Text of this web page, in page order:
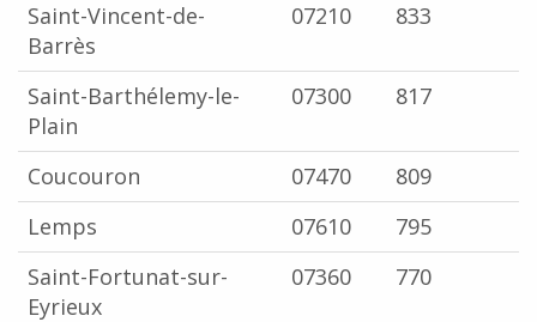
Saint-Vincent-de-
Barrès
07210 833
Saint-Barthélemy-le-
Plain
07300 817
Coucouron 07470
809
Lemps
07610
795
Saint-Fortunat-sur-
Eyrieux
07360 770